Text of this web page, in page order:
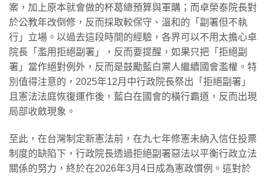
案，加上原本就會做的杯葛總預算與軍購；而卓榮泰院長對
於公教年改倒修，反而採取較保守、溫和的「副署但不執
行」立場。以過去這段時間的經驗，各界可以不用太擔心卓
院長「濫用拒絕副署」，反而要提醒，如果只把「拒絕副
署」當作絕對例外，反而是鼓勵藍白黨人繼續國會濫權。特
別值得注意的，2025年12月中行政院長祭出「拒絕副署」
且憲法法庭恢復運作後，藍白在國會的橫行霸道，反而出現
局部收斂現象。
至此，在台灣制定新憲法前，在九七年修憲未納入信任投票
制度的缺陷下，行政院長透過拒絕副署惡法以平衡行政立法
關係的努力，終於在2026年3月4日成為憲政慣例。這對於